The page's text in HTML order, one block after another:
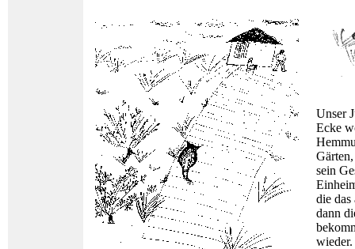
Unser
Ecke
sein
die das
dann
wieder.